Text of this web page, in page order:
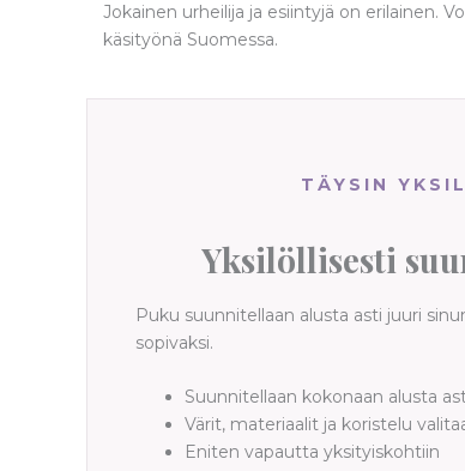
Jokainen urheilija ja esiintyjä on erilainen.
käsityönä Suomessa.
TÄYSIN
Yksilöllisesti
Puku suunnitellaan alusta asti juuri
sopivaksi.
Suunnitellaan kokonaan alusta
Värit, materiaalit ja koristelu
Eniten vapautta yksityiskohtiin